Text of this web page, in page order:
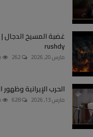
rushdy
مارس 20, 2026
الحرب الإيرانية
مارس 13, 2026